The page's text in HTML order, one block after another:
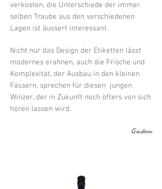
verkosten, die Unterschiede der immer
selben Traube aus den verschiedenen
Lagen ist äussert interessant.
Nicht nur das Design der Etiketten lässt
modernes erahnen, auch die Frische und
Komplexität, der Ausbau in den kleinen
Fässern, sprechen für diesen jungen
Winzer, der in Zukunft noch öfters von sich
hören lassen wird.
Gaston